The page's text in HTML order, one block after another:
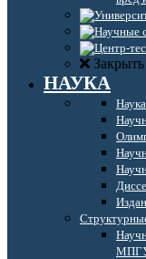
Закрыть
НАУКА